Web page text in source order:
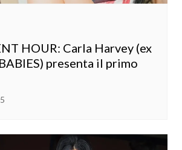
HOUR: Carla Harvey (ex
presenta il primo